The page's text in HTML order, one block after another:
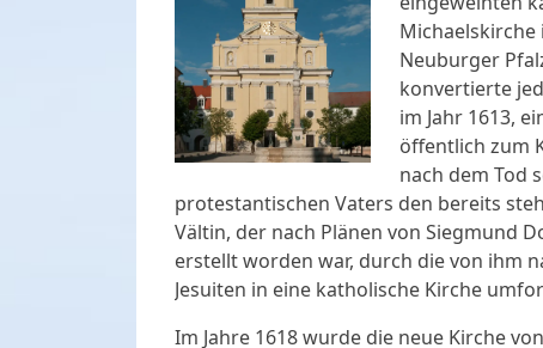
Michaelskirche
Neuburger
konvertierte
im Jahr 1613,
öffentlich zum
nach dem Tod
protestantischen Vaters den bereits
Vältin, der nach Plänen von Siegmund
erstellt worden war, durch die von ihm
Jesuiten in eine katholische Kirche
Im Jahre 1618 wurde die neue Kirche